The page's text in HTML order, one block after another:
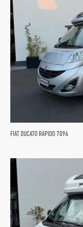
FIAT DUCATO RAPIDO 7096